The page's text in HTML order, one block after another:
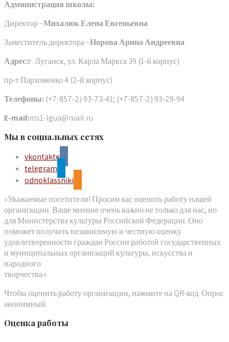
Администрация школы:
Директор –Михалюк Елена Евгеньевна
Заместитель директора –Норова Арина Андреевна
Адрес:г. Луганск, ул. Карла Маркса 39 (1-й корпус)
пр-т Пархоменко 4 (2-й корпус)
Телефоны: (+7-857-2) 93-73-41; (+7-857-2) 93-29-94
E-mail:ms1-lgua@mail.ru
Мы в социальных сетях
vkontakte
telegram
odnoklassniki
«Уважаемые посетители! Просим вас оценить работу нашей
организации. Ваше мнение очень важно не только для нас, но
для Министерства культуры Российской Федерации. Оно
поможет получить независимую и честную оценку
удовлетворенности граждан России работой государственных
и муниципальных организаций культуры, искусства и
народного
творчества».
Чтобы оценить работу организации, нажмите на QR-код. Опрос
анонимный.
Оценка работы